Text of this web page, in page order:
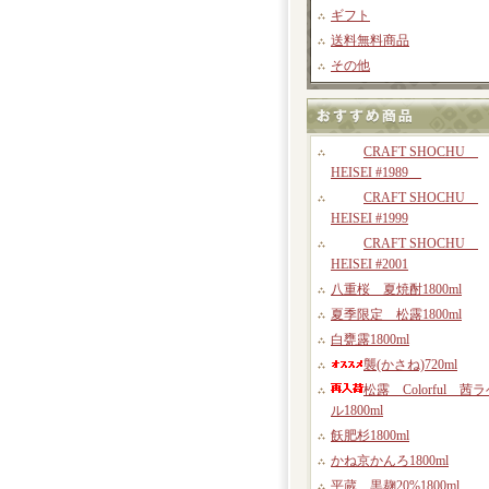
ギフト
送料無料商品
その他
CRAFT SHOCHU
HEISEI #1989
CRAFT SHOCHU
HEISEI #1999
CRAFT SHOCHU
HEISEI #2001
八重桜 夏焼酎1800ml
夏季限定 松露1800ml
白甕露1800ml
襲(かさね)720ml
松露 Colorful 茜ラ
ル1800ml
飫肥杉1800ml
かね京かんろ1800ml
平蔵 黒麹20%1800ml